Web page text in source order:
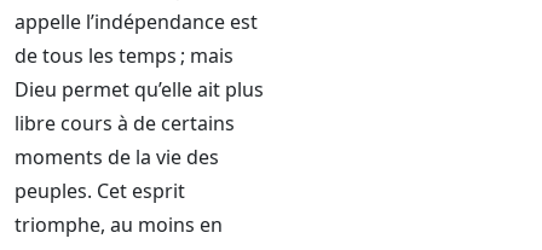
appelle l’indépendance est
de tous les temps ; mais
Dieu permet qu’elle ait plus
libre cours à de certains
moments de la vie des
peuples. Cet esprit
triomphe, au moins en